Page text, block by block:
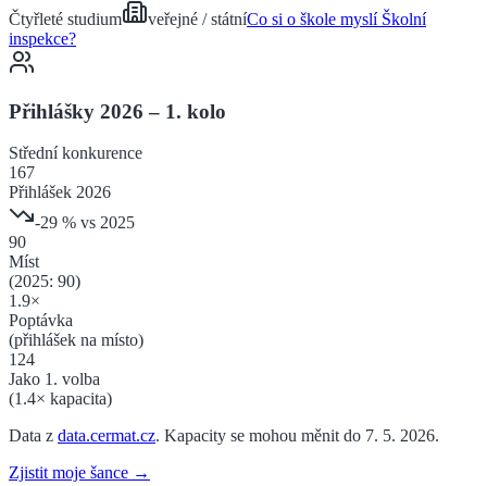
Čtyřleté studium veřejné / státníCo si o škole myslí Školní
inspekce?
Přihlášky 2026 – 1. kolo
Středníkonkurence
167
Přihlášek 2026
-29 % vs 2025
90
Míst
(2025: 90)
1.9×
Poptávka
(přihlášek na místo)
124
Jako 1. volba
(1.4× kapacita)
Data z data.cermat.cz. Kapacity se mohou měnit do 7. 5. 2026.
Zjistit moje šance →